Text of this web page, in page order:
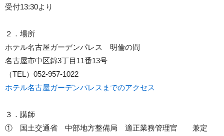
受付13:30より
２．場所
ホテル名古屋ガーデンパレス 明倫の間
名古屋市中区錦3丁目11番13号
（TEL）052‐957-1022
ホテル名古屋ガーデンパレスまでのアクセス
３．講師
① 国土交通省 中部地方整備局 適正業務管理官 兼定